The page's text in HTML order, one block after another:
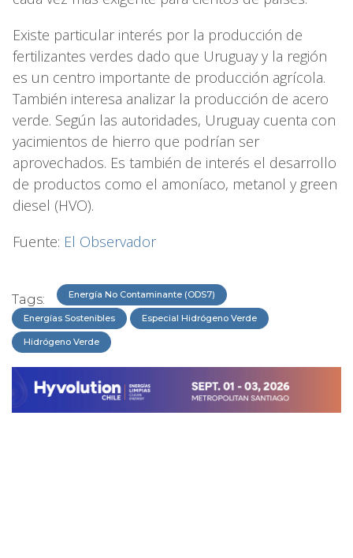
Existe particular interés por la producción de
fertilizantes verdes dado que Uruguay y la región
es un centro importante de producción agrícola.
También interesa analizar la producción de acero
verde. Según las autoridades, Uruguay cuenta con
yacimientos de hierro que podrían ser
aprovechados. Es también de interés el desarrollo
de productos como el amoníaco, metanol y green
diesel (HVO).
Fuente: El Observador
Tags: Energía No Contaminante (ODS7)
Energías Sostenibles Especial Hidrógeno Verde
Hidrógeno Verde